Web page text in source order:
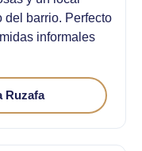
del barrio. Perfecto
informales
Ruzafa